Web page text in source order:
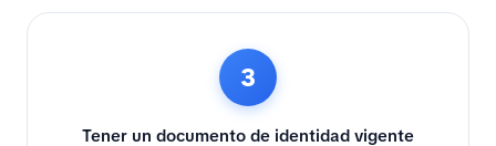
3
Tener un documento de identidad vigente